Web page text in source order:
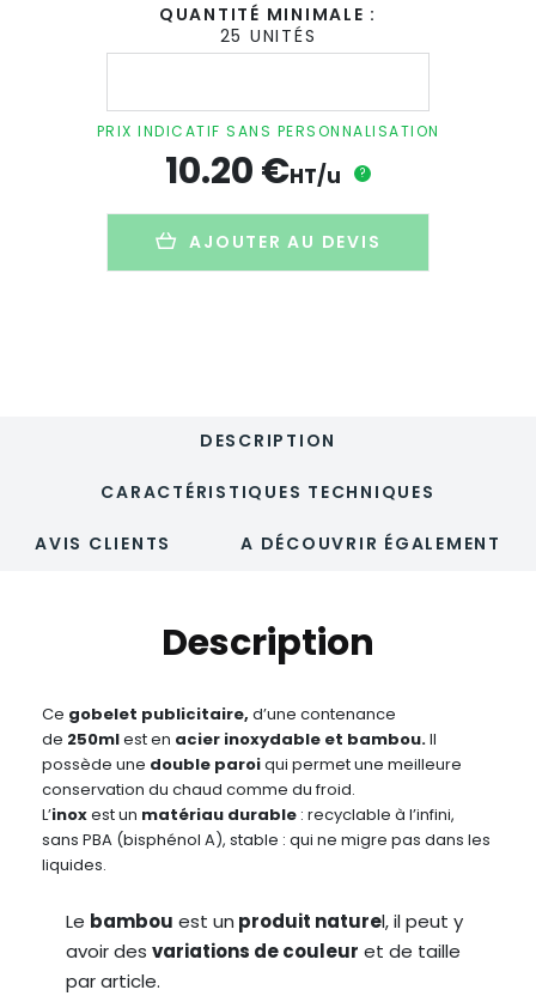
QUANTITÉ MINIMALE :
25 UNITÉS
quantité
double
paroi
couvercle
et
PRIX INDICATIF SANS PERSONNALISATION
10.20€HT/u ?
AJOUTER AU DEVIS
DESCRIPTION
CARACTÉRISTIQUES TECHNIQUES
AVIS CLIENTS A DÉCOUVRIR ÉGALEMENT
Description
Ce gobelet publicitaire, d’une contenance
de 250mlest en acier inoxydable et bambou.Il
possède une double paroiqui permet une meilleure
conservation du chaud comme du froid.
L’inoxest un matériau durable : recyclable à l’infini,
sans PBA (bisphénol A), stable : qui ne migre pas dans les
liquides.
Le bambou est un produit naturel, il peut y
avoir des variations de couleur et de taille
par article.